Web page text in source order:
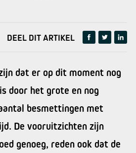
DEEL DIT ARTIKEL
dat er op dit moment nog
door het grote en nog
besmettingen met
De vooruitzichten zijn
genoeg, reden ook dat de